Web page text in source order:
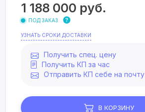
1 188 000 руб.
ПОД ЗАКАЗ
УЗНАТЬ СРОКИ ДОСТАВКИ
Получить спец. цену
Получить КП за час
Отправить КП себе на почту
В КОРЗИНУ